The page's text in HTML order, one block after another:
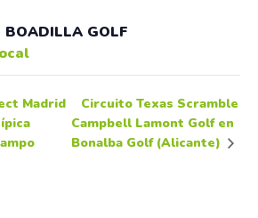
BOADILLA GOLF
Madrid
Circuito Texas Scramble
Campbell Lamont Golf en
Bonalba Golf (Alicante)